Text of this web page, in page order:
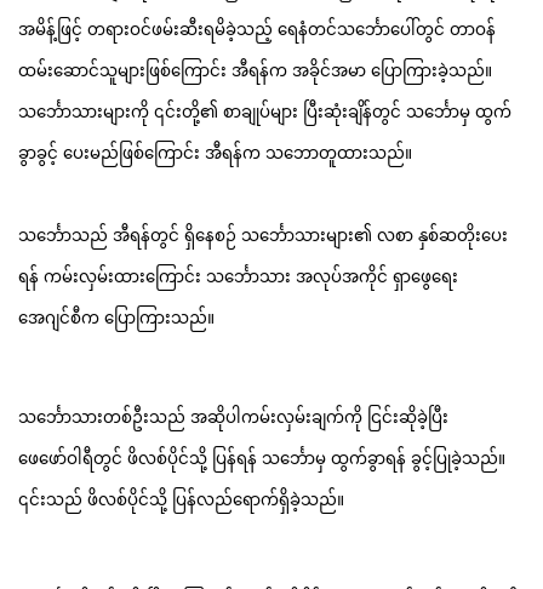
အမိန့်ဖြင့် တရားဝင်ဖမ်းဆီးရမိခဲ့သည့် ရေနံတင်သင်္ဘောပေါ်တွင် တာဝန်
ထမ်းဆောင်သူများဖြစ်ကြောင်း အီရန်က အခိုင်အမာ ပြောကြားခဲ့သည်။
သင်္ဘောသားများကို ၎င်းတို့၏ စာချုပ်များ ပြီးဆုံးချိန်တွင် သင်္ဘောမှ ထွက်
ခွာခွင့် ပေးမည်ဖြစ်ကြောင်း အီရန်က သဘောတူထားသည်။
သင်္ဘောသည် အီရန်တွင် ရှိနေစဉ် သင်္ဘောသားများ၏ လစာ နှစ်ဆတိုးပေး
ရန် ကမ်းလှမ်းထားကြောင်း သင်္ဘောသား အလုပ်အကိုင် ရှာဖွေရေး
အေဂျင်စီက ပြောကြားသည်။
သင်္ဘောသားတစ်ဦးသည် အဆိုပါကမ်းလှမ်းချက်ကို ငြင်းဆိုခဲ့ပြီး
ဖေဖော်ဝါရီတွင် ဖိလစ်ပိုင်သို့ ပြန်ရန် သင်္ဘောမှ ထွက်ခွာရန် ခွင့်ပြုခဲ့သည်။
၎င်းသည် ဖိလစ်ပိုင်သို့ ပြန်လည်ရောက်ရှိခဲ့သည်။